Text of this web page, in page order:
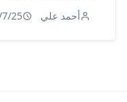
أحمد علي 25